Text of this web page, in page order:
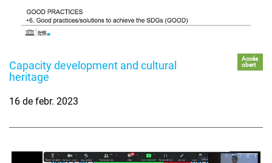
Capacity development and cultural
heritage
Accés
obert
16 de febr. 2023